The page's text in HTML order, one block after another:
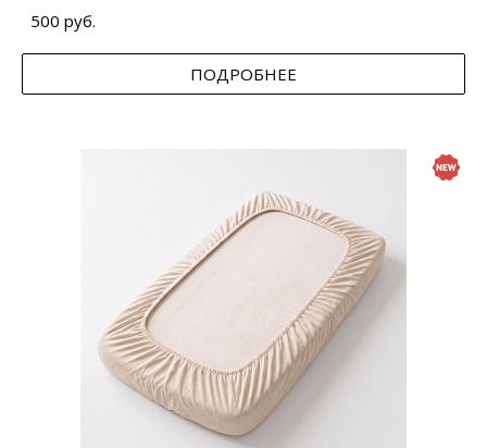
500 руб.
ПОДРОБНЕЕ